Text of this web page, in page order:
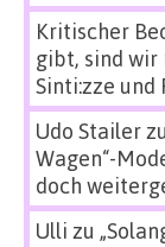
Kritischer
gibt, sind wir
Sinti:zze und
Udo Stailerzu
Wagen“-
doch
Ulli zu